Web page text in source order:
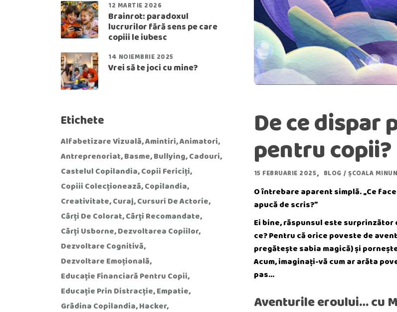
De ce
pentru copii?
15 FEBRUARIE 2025 BLOG /ȘCOALA
O întrebare aparent simplă. „Ce
apucă de scris?”
Ei bine, răspunsul este surprinzător
ce? Pentru că orice poveste de
pregătește sabia magică) și
Acum, imaginați-vă cum ar arăta
pas…
Aventurile eroului… cu
12 MARTIE 2026
Brainrot: paradoxul
lucrurilor fără sens pe care
copiii le iubesc
14 NOIEMBRIE 2025
Vrei să te joci cu mine?
Etichete
Alfabetizare Vizuală Amintiri Animatori
Antreprenoriat Basme Bullying Cadouri
Castelul Copilandia Copii Fericiți
Copiii Colecționează Copilandia
Creativitate Curaj Cursuri De Actorie
Cărți De Colorat Cărți Recomandate
Cărți Usborne Dezvoltarea Copiilor
Dezvoltare Cognitivă
Dezvoltare Emoțională
Educație Financiară Pentru Copii
Educație Prin Distracție Empatie
Grădina Copilandia Hacker